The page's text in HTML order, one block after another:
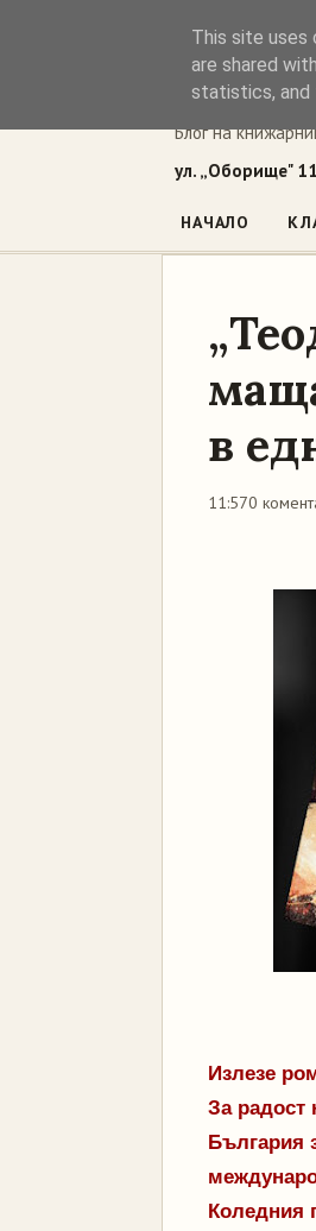
Блог на
ул. „Оборище"
НАЧАЛО
в
11:570
Излезе
За радост
България
Коледния
This site uses
are shared
statistics, and